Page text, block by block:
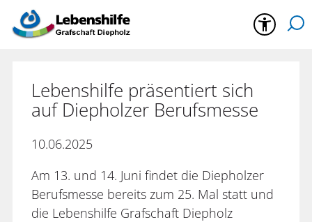
Lebenshilfe präsentiert sich
auf Diepholzer Berufsmesse
10.06.2025
Am 13. und 14. Juni findet die Diepholzer
Berufsmesse bereits zum 25. Mal statt und
die Lebenshilfe Grafschaft Diepholz